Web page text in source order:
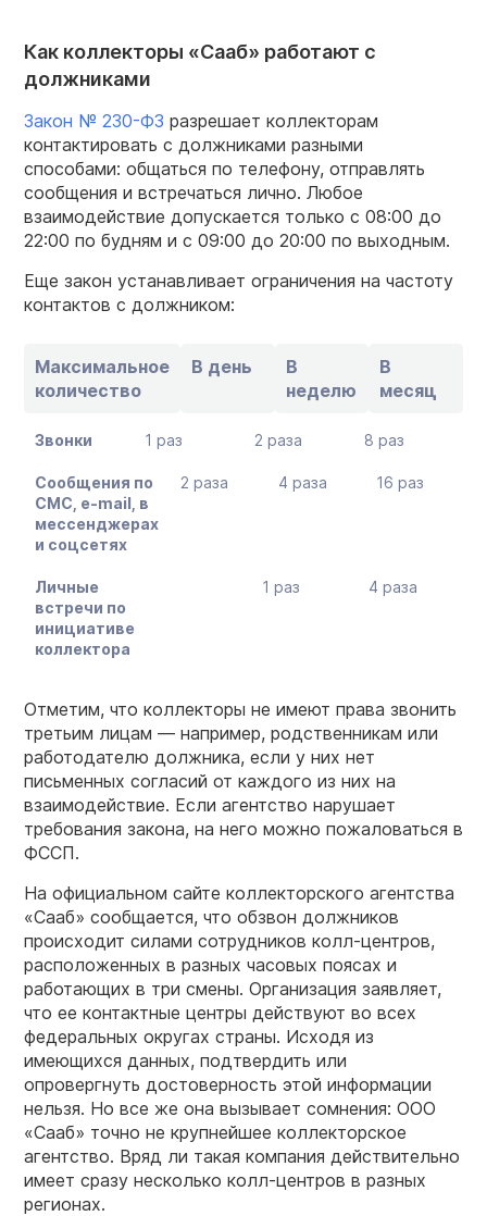
Как коллекторы «Сааб» работают с
должниками
Закон № 230-ФЗ разрешает коллекторам
контактировать с должниками разными
способами: общаться по телефону, отправлять
сообщения и встречаться лично. Любое
взаимодействие допускается только с 08:00 до
22:00 по будням и с 09:00 до 20:00 по выходным.
Еще закон устанавливает ограничения на частоту
контактов с должником:
Максимальное
количество
В день
В
неделю
В
месяц
Звонки 1 раз 2 раза 8 раз
Сообщения по
СМС, e-mail, в
мессенджерах
и соцсетях
2 раза 4 раза 16 раз
Личные
встречи по
инициативе
коллектора
1 раз 4 раза
Отметим, что коллекторы не имеют права звонить
третьим лицам — например, родственникам или
работодателю должника, если у них нет
письменных согласий от каждого из них на
взаимодействие. Если агентство нарушает
требования закона, на него можно пожаловаться в
ФССП.
На официальном сайте коллекторского агентства
«Сааб» сообщается, что обзвон должников
происходит силами сотрудников колл-центров,
расположенных в разных часовых поясах и
работающих в три смены. Организация заявляет,
что ее контактные центры действуют во всех
федеральных округах страны. Исходя из
имеющихся данных, подтвердить или
опровергнуть достоверность этой информации
нельзя. Но все же она вызывает сомнения: ООО
«Сааб» точно не крупнейшее коллекторское
агентство. Вряд ли такая компания действительно
имеет сразу несколько колл-центров в разных
регионах.